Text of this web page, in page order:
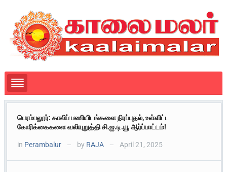
பெரம்பலூர்: காலிப் பணியிடங்களை நிரப்புதல், உள்ளிட்ட
கோரிக்கைகளை வலியுறுத்தி சி.ஐ.டி.யூ ஆர்ப்பாட்டம்!
in Perambalur — by RAJA — April 21, 2025